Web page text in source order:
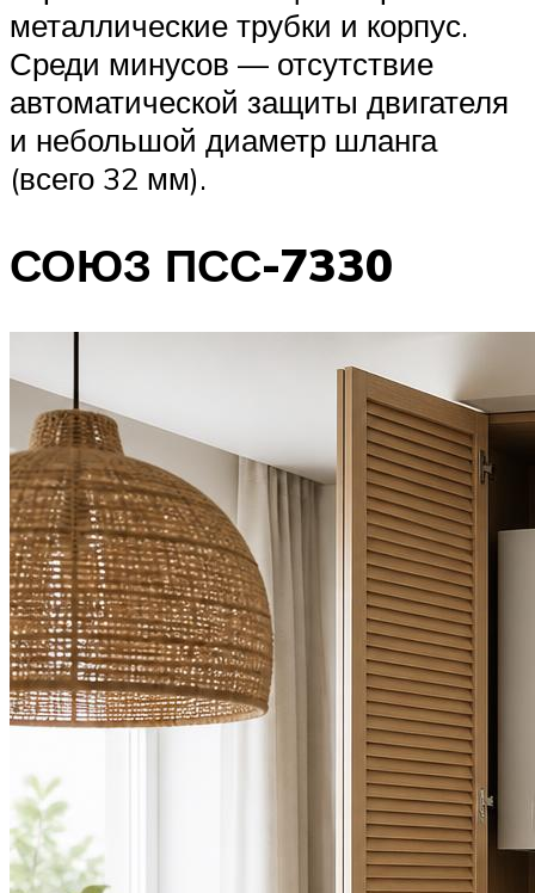
металлические трубки и корпус.
Среди минусов — отсутствие
автоматической защиты двигателя
и небольшой диаметр шланга
(всего 32 мм).
СОЮЗ ПСС-7330